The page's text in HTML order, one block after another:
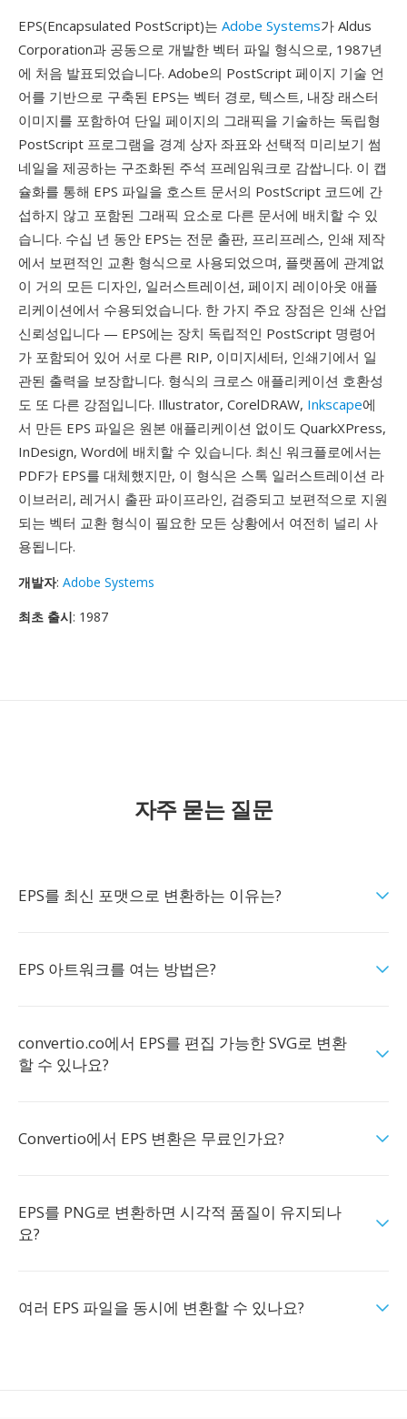
EPS(Encapsulated PostScript)는 Adobe Systems가 Aldus
Corporation과 공동으로 개발한 벡터 파일 형식으로, 1987년
에 처음 발표되었습니다. Adobe의 PostScript 페이지 기술 언
어를 기반으로 구축된 EPS는 벡터 경로, 텍스트, 내장 래스터
이미지를 포함하여 단일 페이지의 그래픽을 기술하는 독립형
PostScript 프로그램을 경계 상자 좌표와 선택적 미리보기 썸
네일을 제공하는 구조화된 주석 프레임워크로 감쌉니다. 이 캡
슐화를 통해 EPS 파일을 호스트 문서의 PostScript 코드에 간
섭하지 않고 포함된 그래픽 요소로 다른 문서에 배치할 수 있
습니다. 수십 년 동안 EPS는 전문 출판, 프리프레스, 인쇄 제작
에서 보편적인 교환 형식으로 사용되었으며, 플랫폼에 관계없
이 거의 모든 디자인, 일러스트레이션, 페이지 레이아웃 애플
리케이션에서 수용되었습니다. 한 가지 주요 장점은 인쇄 산업
신뢰성입니다 — EPS에는 장치 독립적인 PostScript 명령어
가 포함되어 있어 서로 다른 RIP, 이미지세터, 인쇄기에서 일
관된 출력을 보장합니다. 형식의 크로스 애플리케이션 호환성
도 또 다른 강점입니다. Illustrator, CorelDRAW, Inkscape에
서 만든 EPS 파일은 원본 애플리케이션 없이도 QuarkXPress,
InDesign, Word에 배치할 수 있습니다. 최신 워크플로에서는
PDF가 EPS를 대체했지만, 이 형식은 스톡 일러스트레이션 라
이브러리, 레거시 출판 파이프라인, 검증되고 보편적으로 지원
되는 벡터 교환 형식이 필요한 모든 상황에서 여전히 널리 사
용됩니다.
개발자: Adobe Systems
최초 출시: 1987
자주 묻는 질문
EPS를 최신 포맷으로 변환하는 이유는?
EPS 아트워크를 여는 방법은?
convertio.co에서 EPS를 편집 가능한 SVG로 변환
할 수 있나요?
Convertio에서 EPS 변환은 무료인가요?
EPS를 PNG로 변환하면 시각적 품질이 유지되나
요?
여러 EPS 파일을 동시에 변환할 수 있나요?